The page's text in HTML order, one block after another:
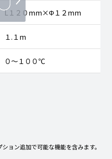
L１２０mm×Φ１２mm
１.１m
０～１００℃
ョン追加で可能な機能を含みます。